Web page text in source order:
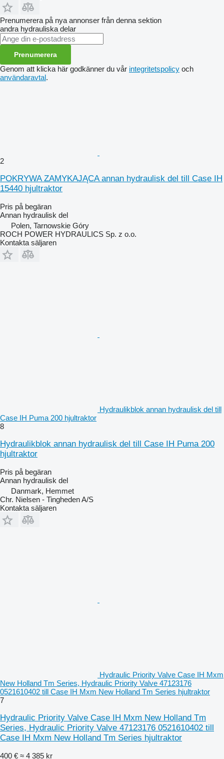
Prenumerera på nya annonser från denna sektion
andra hydrauliska delar
Prenumerera
Genom att klicka här godkänner du vår integritetspolicy och
användaravtal.
2
POKRYWA ZAMYKAJĄCA annan hydraulisk del till Case IH
15440 hjultraktor
Pris på begäran
Annan hydraulisk del
Polen, Tarnowskie Góry
ROCH POWER HYDRAULICS Sp. z o.o.
Kontakta säljaren
Hydraulikblok annan hydraulisk del till
Case IH Puma 200 hjultraktor
8
Hydraulikblok annan hydraulisk del till Case IH Puma 200
hjultraktor
Pris på begäran
Annan hydraulisk del
Danmark, Hemmet
Chr. Nielsen - Tingheden A/S
Kontakta säljaren
Hydraulic Priority Valve Case IH Mxm
New Holland Tm Series, Hydraulic Priority Valve 47123176
0521610402 till Case IH Mxm New Holland Tm Series hjultraktor
7
Hydraulic Priority Valve Case IH Mxm New Holland Tm
Series, Hydraulic Priority Valve 47123176 0521610402 till
Case IH Mxm New Holland Tm Series hjultraktor
400 € ≈ 4 385 kr